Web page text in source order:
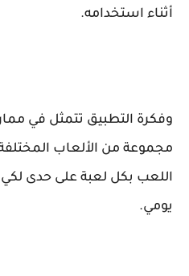
أثناء استخدامه.
وفكرة التطبيق تتمثل في
مجموعة من الألعاب
اللعب بكل لعبة على حدى
يومي.